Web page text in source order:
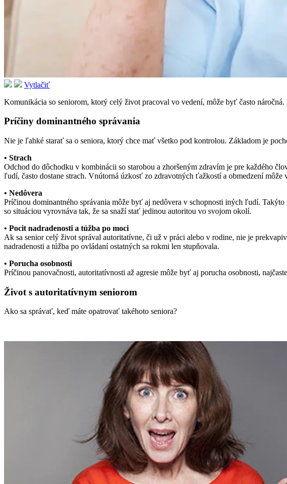
Vytlačiť
Komunikácia so seniorom, ktorý celý život pracoval vo vedení, môže byť často
Príčiny dominantného správania
Nie je ľahké starať sa o seniora, ktorý chce mať všetko pod kontrolou. Základom je
• Strach
Odchod do dôchodku v kombinácii so starobou a zhoršeným zdravím je pre každého
ľudí, často dostane strach. Vnútorná úzkosť zo zdravotných ťažkostí a obmedzení
• Nedôvera
Príčinou dominantného správania môže byť aj nedôvera v schopnosti iných ľudí.
so situáciou vyrovnáva tak, že sa snaží stať jedinou autoritou vo svojom okolí.
• Pocit nadradenosti a túžba po moci
Ak sa senior celý život správal autoritatívne, či už v práci alebo v rodine, nie je
nadradenosti a túžba po ovládaní ostatných sa rokmi len stupňovala.
• Porucha osobnosti
Príčinou panovačnosti, autoritatívnosti až agresie môže byť aj porucha osobnosti,
Život s autoritatívnym seniorom
Ako sa správať, keď máte opatrovať takéhoto seniora?